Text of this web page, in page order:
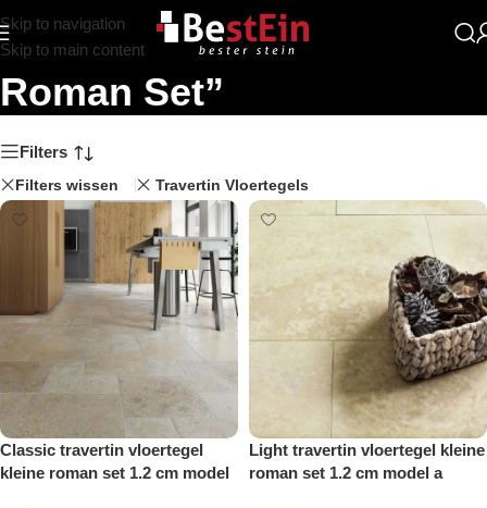
Skip to navigation
Skip to main content
Zoekresultaten: “Kleine
Roman Set”
Filters
Filters wissen Travertin Vloertegels
Classic travertin vloertegel
kleine roman set 1.2 cm model
Light travertin vloertegel kleine
roman set 1.2 cm model a